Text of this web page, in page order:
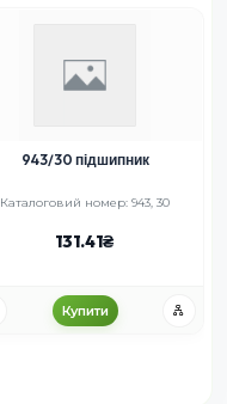
943/30 підшипник
Каталоговий номер: 943, 30
131.41
Купити